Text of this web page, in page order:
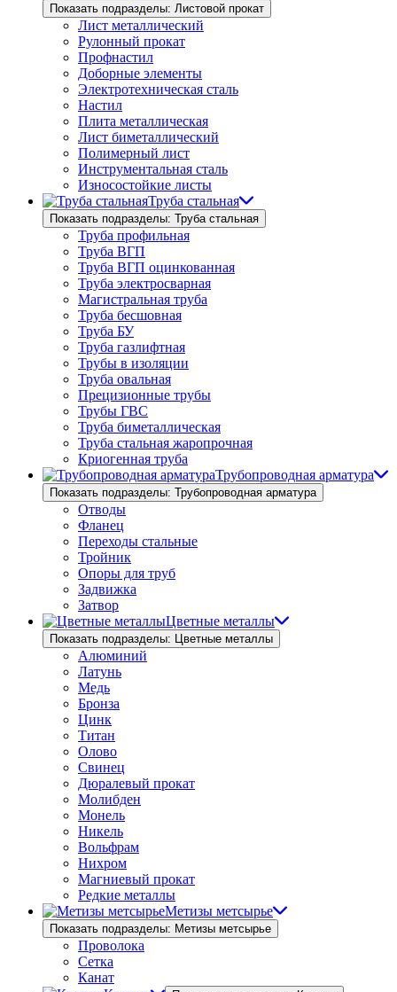
Показать подразделы: Листовой прокат
Лист металлический
Рулонный прокат
Профнастил
Доборные элементы
Электротехническая сталь
Настил
Плита металлическая
Лист биметаллический
Полимерный лист
Инструментальная сталь
Износостойкие листы
Труба стальная
Показать подразделы: Труба стальная
Труба профильная
Труба ВГП
Труба ВГП оцинкованная
Труба электросварная
Магистральная труба
Труба бесшовная
Труба БУ
Труба газлифтная
Трубы в изоляции
Труба овальная
Прецизионные трубы
Трубы ГВС
Труба биметаллическая
Труба стальная жаропрочная
Криогенная труба
Трубопроводная арматура
Показать подразделы: Трубопроводная арматура
Отводы
Фланец
Переходы стальные
Тройник
Опоры для труб
Задвижка
Затвор
Цветные металлы
Показать подразделы: Цветные металлы
Алюминий
Латунь
Медь
Бронза
Цинк
Титан
Олово
Свинец
Дюралевый прокат
Молибден
Монель
Никель
Вольфрам
Нихром
Магниевый прокат
Редкие металлы
Метизы метсырье
Показать подразделы: Метизы метсырье
Проволока
Сетка
Канат